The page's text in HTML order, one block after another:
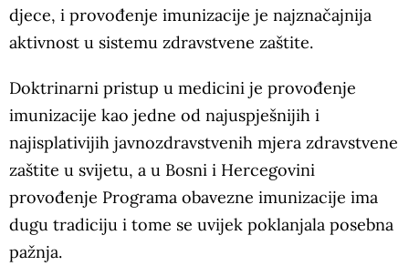
djece, i provođenje imunizacije je najznačajnija
aktivnost u sistemu zdravstvene zaštite.
Doktrinarni pristup u medicini je provođenje
imunizacije kao jedne od najuspješnijih i
najisplativijih javnozdravstvenih mjera zdravstvene
zaštite u svijetu, a u Bosni i Hercegovini
provođenje Programa obavezne imunizacije ima
dugu tradiciju i tome se uvijek poklanjala posebna
pažnja.